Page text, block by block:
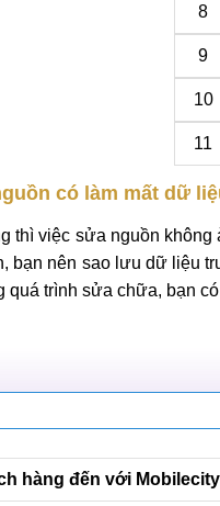
8
9
10
11
có làm mất dữ
thì việc sửa nguồn không
bạn nên sao lưu dữ liệu
quá trình sửa chữa, bạn
hàng đến với Mobilecity